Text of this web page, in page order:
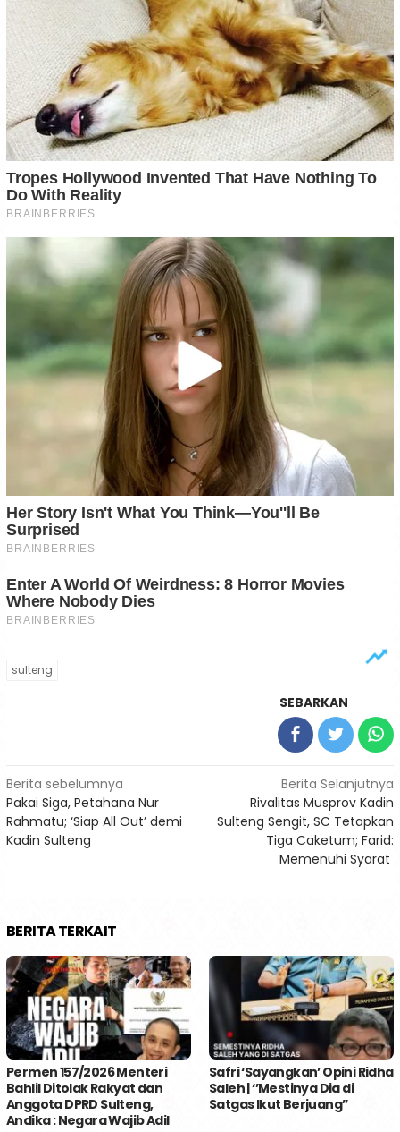
sulteng
SEBARKAN
Navigasi
pos
Berita sebelumnya
Pakai Siga, Petahana Nur
Rahmatu; ‘Siap All Out’ demi
Kadin Sulteng
Berita Selanjutnya
Rivalitas Musprov Kadin
Sulteng Sengit, SC Tetapkan
Tiga Caketum; Farid:
Memenuhi Syarat
BERITA TERKAIT
Permen 157/2026 Menteri
Bahlil Ditolak Rakyat dan
Anggota DPRD Sulteng,
Andika : Negara Wajib Adil
Safri ‘Sayangkan’ Opini Ridha
Saleh | ‘’Mestinya Dia di
Satgas Ikut Berjuang’’